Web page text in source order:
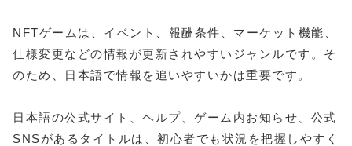
NFTゲームは、イベント、報酬条件、マーケット機能、
仕様変更などの情報が更新されやすいジャンルです。そ
のため、日本語で情報を追いやすいかは重要です。
日本語の公式サイト、ヘルプ、ゲーム内お知らせ、公式
SNSがあるタイトルは、初心者でも状況を把握しやすく